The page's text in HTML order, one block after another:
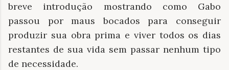
breve introdução mostrando como Gabo
passou por maus bocados para conseguir
produzir sua obra prima e viver todos os dias
restantes de sua vida sem passar nenhum tipo
de necessidade.